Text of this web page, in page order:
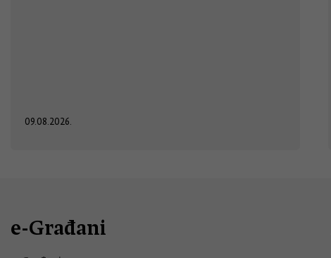
09.08.2026.
e-Građani